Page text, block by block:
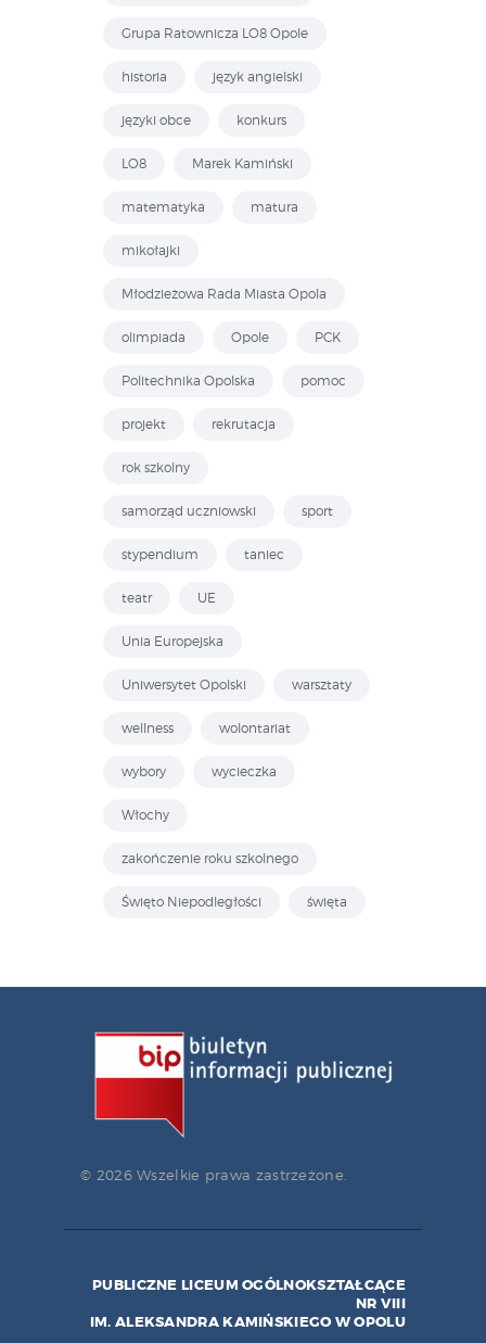
Grupa Ratownicza LO8 Opole
historia język angielski
języki obce konkurs
LO8 Marek Kamiński
matematyka matura
mikołajki
Młodzieżowa Rada Miasta Opola
olimpiada Opole PCK
Politechnika Opolska pomoc
projekt rekrutacja
rok szkolny
samorząd uczniowski sport
stypendium taniec
teatr UE
Unia Europejska
Uniwersytet Opolski warsztaty
wellness wolontariat
wybory wycieczka
Włochy
zakończenie roku szkolnego
Święto Niepodległości święta
© 2026 Wszelkie prawa zastrzeżone.
PUBLICZNE LICEUM OGÓLNOKSZTAŁCĄCE
NR VIII
IM. ALEKSANDRA KAMIŃSKIEGO W OPOLU